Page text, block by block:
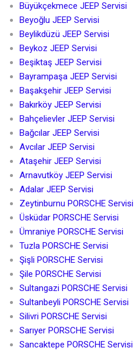
Büyükçekmece JEEP Servisi
Beyoğlu JEEP Servisi
Beylikdüzü JEEP Servisi
Beykoz JEEP Servisi
Beşiktaş JEEP Servisi
Bayrampaşa JEEP Servisi
Başakşehir JEEP Servisi
Bakırköy JEEP Servisi
Bahçelievler JEEP Servisi
Bağcılar JEEP Servisi
Avcılar JEEP Servisi
Ataşehir JEEP Servisi
Arnavutköy JEEP Servisi
Adalar JEEP Servisi
Zeytinburnu PORSCHE Servisi
Üsküdar PORSCHE Servisi
Ümraniye PORSCHE Servisi
Tuzla PORSCHE Servisi
Şişli PORSCHE Servisi
Şile PORSCHE Servisi
Sultangazi PORSCHE Servisi
Sultanbeyli PORSCHE Servisi
Silivri PORSCHE Servisi
Sarıyer PORSCHE Servisi
Sancaktepe PORSCHE Servisi